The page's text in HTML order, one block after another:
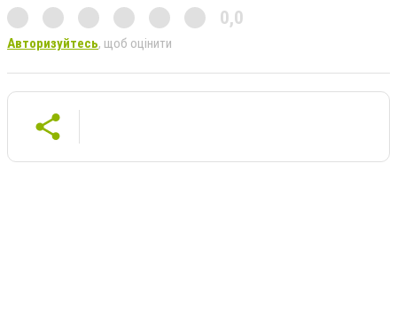
0,0
Авторизуйтесь, щоб оцінити